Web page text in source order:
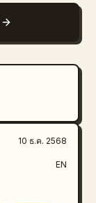
10 ธ.ค. 2568
EN